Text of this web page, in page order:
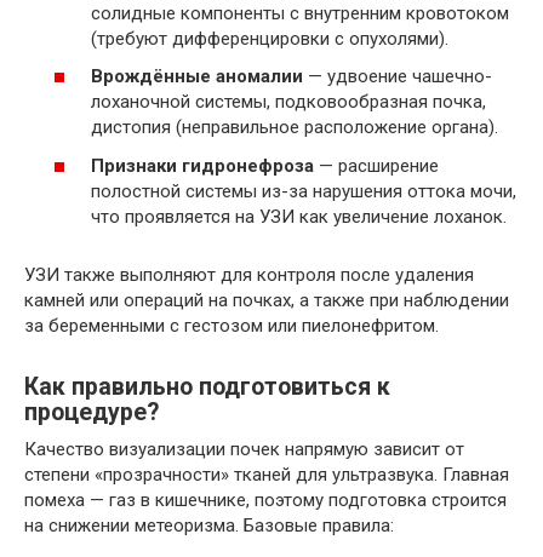
солидные компоненты с внутренним кровотоком
(требуют дифференцировки с опухолями).
Врождённые аномалии — удвоение чашечно-
лоханочной системы, подковообразная почка,
дистопия (неправильное расположение органа).
Признаки гидронефроза — расширение
полостной системы из-за нарушения оттока мочи,
что проявляется на УЗИ как увеличение лоханок.
УЗИ также выполняют для контроля после удаления
камней или операций на почках, а также при наблюдении
за беременными с гестозом или пиелонефритом.
Как правильно подготовиться к
процедуре?
Качество визуализации почек напрямую зависит от
степени «прозрачности» тканей для ультразвука. Главная
помеха — газ в кишечнике, поэтому подготовка строится
на снижении метеоризма. Базовые правила: